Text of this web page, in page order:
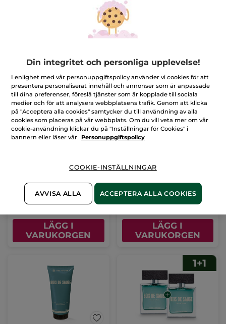
Herrparfym
SORTERA EFTER
899,00 Kr
LÄGG I
VARUKORGEN
Bois de Sauge - Eau de
749,00 Kr
LÄGG I
VARUKORGEN
Din integritet och personliga upplevelse!
I enlighet med vår personuppgiftspolicy använder vi cookies för att
presentera personaliserat innehåll och annonser som är anpassade
till dina preferenser, föreslå tjänster som är kopplade till sociala
medier och för att analysera webbplatsens trafik. Genom att klicka
på "Acceptera alla cookies" samtycker du till användning av alla
cookies som placeras på vår webbplats. Om du vill veta mer om vår
cookie-användning klickar du på "Inställningar för Cookies" i
bannern eller läser vår
Personuppgiftspolicy
COOKIE-INSTÄLLNINGAR
AVVISA ALLA ACCEPTERA ALLA COOKIES